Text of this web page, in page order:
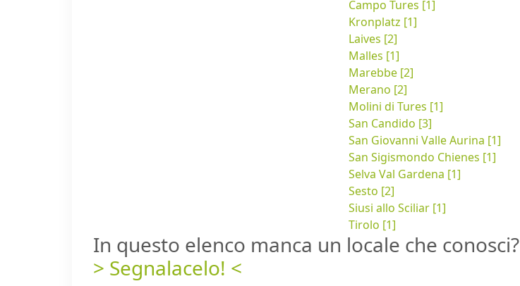
Campo Tures [1]
Kronplatz [1]
Laives [2]
Malles [1]
Marebbe [2]
Merano [2]
Molini di Tures [1]
San Candido [3]
San Giovanni Valle Aurina [1]
San Sigismondo Chienes [1]
Selva Val Gardena [1]
Sesto [2]
Siusi allo Sciliar [1]
Tirolo [1]
In questo elenco manca un locale che conosci?
> Segnalacelo! <